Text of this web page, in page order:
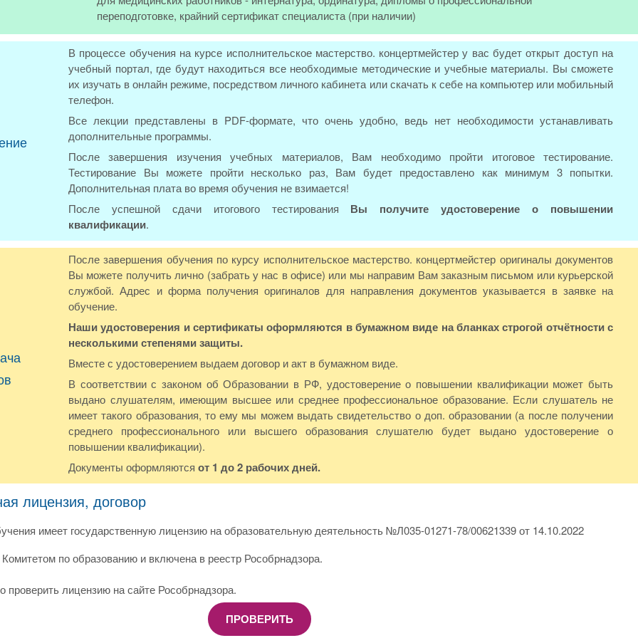
переподготовке, крайний сертификат специалиста (при наличии)
В процессе обучения на курсе исполнительское мастерство. концертмейстер у вас будет открыт доступ на
учебный портал, где будут находиться все необходимые методические и учебные материалы. Вы сможете
их изучать в онлайн режиме, посредством личного кабинета или скачать к себе на компьютер или мобильный
телефон.
Все лекции представлены в PDF-формате, что очень удобно, ведь нет необходимости устанавливать
дополнительные программы.
После завершения изучения учебных материалов, Вам необходимо пройти итоговое тестирование.
Тестирование Вы можете пройти несколько раз, Вам будет предоставлено как минимум 3 попытки.
Дополнительная плата во время обучения не взимается!
После успешной сдачи итогового тестирования Вы получите удостоверение о повышении
квалификации.
После завершения обучения по курсу исполнительское мастерство. концертмейстер оригиналы документов
Вы можете получить лично (забрать у нас в офисе) или мы направим Вам заказным письмом или курьерской
службой. Адрес и форма получения оригиналов для направления документов указывается в заявке на
обучение.
Наши удостоверения и сертификаты оформляются в бумажном виде на бланках строгой отчётности с
несколькими степенями защиты.
Вместе с удостоверением выдаем договор и акт в бумажном виде.
В соответствии с законом об Образовании в РФ, удостоверение о повышении квалификации может быть
выдано слушателям, имеющим высшее или среднее профессиональное образование. Если слушатель не
имеет такого образования, то ему мы можем выдать свидетельство о доп. образовании (а после получении
среднего профессионального или высшего образования слушателю будет выдано удостоверение о
повышении квалификации).
Документы оформляются от 1 до 2 рабочих дней.
лицензия, договор
имеет государственную лицензию на образовательную деятельность №Л035-01271-78/00621339 от 14.10.2022
по образованию и включена в реестр Рособрнадзора.
лицензию на сайте Рособрнадзора.
ПРОВЕРИТЬ